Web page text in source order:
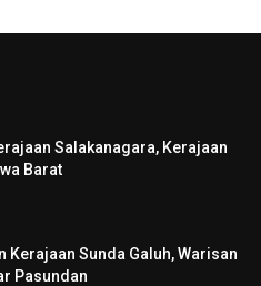
Salakanagara, Kerajaan
Barat
Kerajaan Sunda Galuh, Warisan
Pasundan